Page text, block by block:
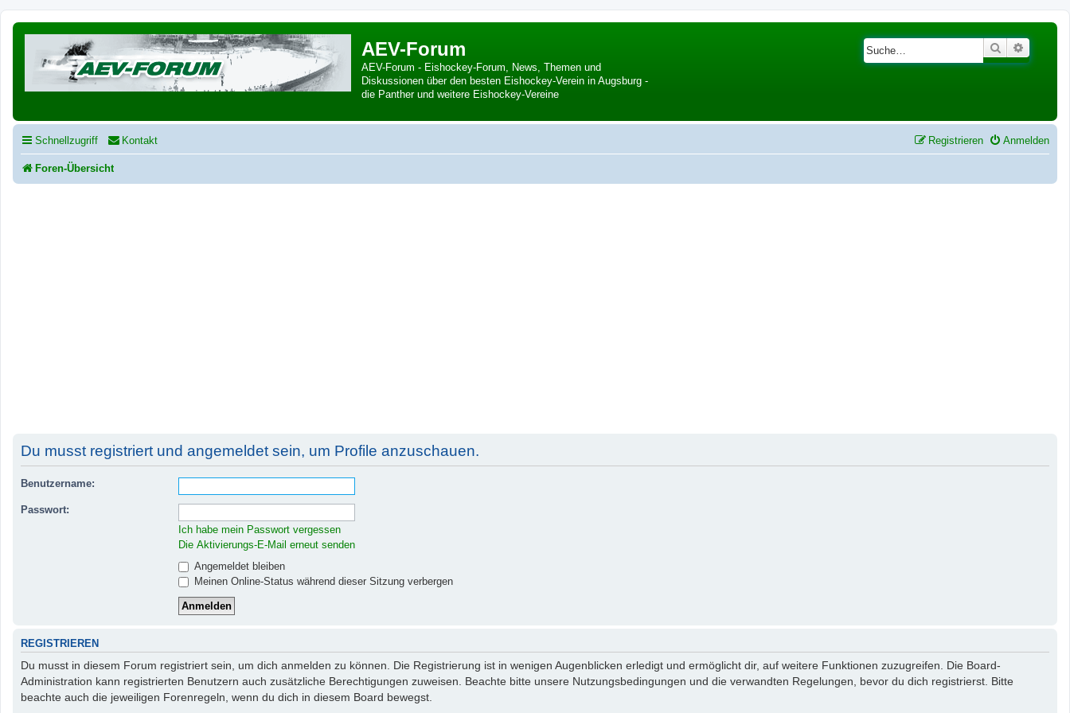
AEV-Forum
AEV-Forum - Eishockey-Forum, News, Themen und
Diskussionen über den besten Eishockey-Verein in Augsburg -
die Panther und weitere Eishockey-Vereine
Suche
Schnellzugriff Kontakt Anmelden
Registrieren
Foren-Übersicht
Du musst registriert und angemeldet sein, um Profile anzuschauen.
Benutzername:
Passwort:
Ich habe mein Passwort vergessen
Die Aktivierungs-E-Mail erneut senden
Angemeldet bleiben
Meinen Online-Status während dieser Sitzung verbergen
REGISTRIEREN
Du musst in diesem Forum registriert sein, um dich anmelden zu können. Die Registrierung ist in wenigen Augenblicken erledigt und ermöglicht dir, auf weitere Funktionen zuzugreifen. Die Board-
Administration kann registrierten Benutzern auch zusätzliche Berechtigungen zuweisen. Beachte bitte unsere Nutzungsbedingungen und die verwandten Regelungen, bevor du dich registrierst. Bitte
beachte auch die jeweiligen Forenregeln, wenn du dich in diesem Board bewegst.